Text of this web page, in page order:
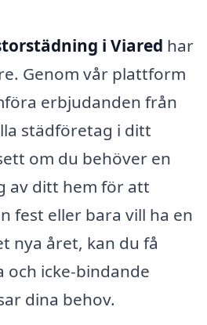
i Viared har
Genom vår plattform
erbjudanden från
städföretag i ditt
om du behöver en
av ditt hem för att
fest eller bara vill ha en
nya året, kan du få
icke-bindande
dina behov.